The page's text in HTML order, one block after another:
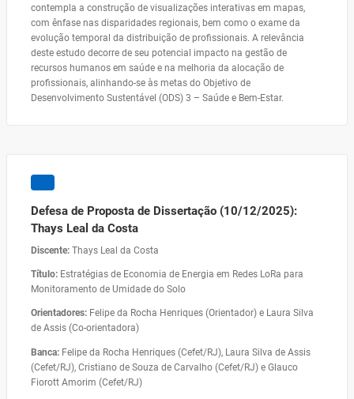
contempla a construção de visualizações interativas em mapas,
com ênfase nas disparidades regionais, bem como o exame da
evolução temporal da distribuição de profissionais. A relevância
deste estudo decorre de seu potencial impacto na gestão de
recursos humanos em saúde e na melhoria da alocação de
profissionais, alinhando-se às metas do Objetivo de
Desenvolvimento Sustentável (ODS) 3 – Saúde e Bem-Estar.
Defesa de Proposta de Dissertação (10/12/2025):
Thays Leal da Costa
Discente: Thays Leal da Costa
Título: Estratégias de Economia de Energia em Redes LoRa para
Monitoramento de Umidade do Solo
Orientadores: Felipe da Rocha Henriques (Orientador) e Laura Silva
de Assis (Co-orientadora)
Banca: Felipe da Rocha Henriques (Cefet/RJ), Laura Silva de Assis
(Cefet/RJ), Cristiano de Souza de Carvalho (Cefet/RJ) e Glauco
Fiorott Amorim (Cefet/RJ)